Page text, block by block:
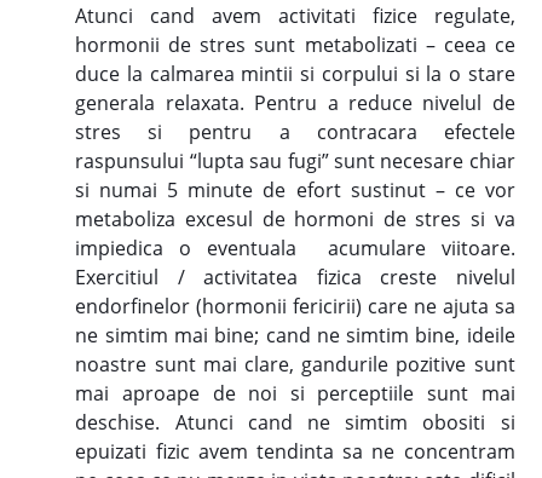
Atunci cand avem activitati fizice regulate,
hormonii de stres sunt metabolizati – ceea ce
duce la calmarea mintii si corpului si la o stare
generala relaxata. Pentru a reduce nivelul de
stres si pentru a contracara efectele
raspunsului “lupta sau fugi” sunt necesare chiar
si numai 5 minute de efort sustinut – ce vor
metaboliza excesul de hormoni de stres si va
impiedica o eventuala acumulare viitoare.
Exercitiul / activitatea fizica creste nivelul
endorfinelor (hormonii fericirii) care ne ajuta sa
ne simtim mai bine; cand ne simtim bine, ideile
noastre sunt mai clare, gandurile pozitive sunt
mai aproape de noi si perceptiile sunt mai
deschise. Atunci cand ne simtim obositi si
epuizati fizic avem tendinta sa ne concentram